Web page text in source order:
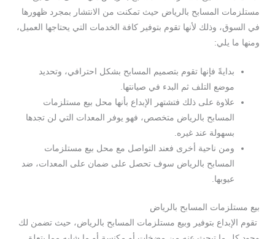
مستلزمات المسابح بالرياض حيث تمكنت من الانتشار بمجرد ظهورها
في السوق، وذلك لأنها تقوم بتوفير كافة الخدمات التي يحتاجها العميل،
ومنها ما يلي:
بدايةً فإنها تقوم بتصميم المسابح بشكل احترافي، وتحديد
موضع التلف ثم البدء في صيانتها.
علاوة على ذلك فتشتهر الإبداع بأنها محل بيع مستلزمات
المسابح بالرياض متخصص، فهو يوفر المعدات التي لن تجدها
بسهولة عند غيره.
ومن ناحية أخرى فعند التواصل مع محل بيع مستلزمات
المسابح بالرياض سوف تحصل على ضمان على المعدات، ضد
عيوبها.
بيع مستلزمات المسابح بالرياض
تقوم الإبداع بتوفير وبيع مستلزمات المسابح بالرياض، حيث تضمن لك